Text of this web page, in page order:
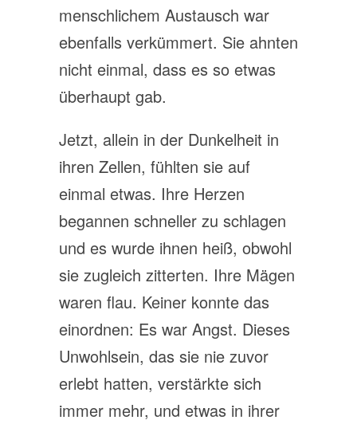
menschlichem Austausch war
ebenfalls verkümmert. Sie ahnten
nicht einmal, dass es so etwas
überhaupt gab.
Jetzt, allein in der Dunkelheit in
ihren Zellen, fühlten sie auf
einmal etwas. Ihre Herzen
begannen schneller zu schlagen
und es wurde ihnen heiß, obwohl
sie zugleich zitterten. Ihre Mägen
waren flau. Keiner konnte das
einordnen: Es war Angst. Dieses
Unwohlsein, das sie nie zuvor
erlebt hatten, verstärkte sich
immer mehr, und etwas in ihrer